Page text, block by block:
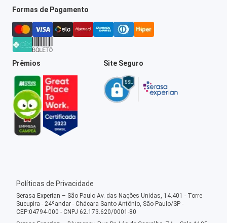
Formas de Pagamento
Prêmios Site Seguro
Políticas de Privacidade
Serasa Experian – São Paulo Av. das Nações Unidas, 14.401 - Torre
Sucupira - 24ºandar - Chácara Santo Antônio, São Paulo/SP -
CEP:04794-000 - CNPJ 62.173.620/0001-80